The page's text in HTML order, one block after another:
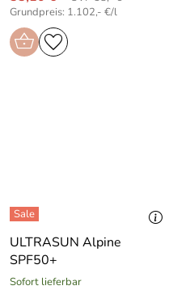
Grundpreis: 1.102,- €/l
ULTRASUN Alpine
SPF50+
Sofort lieferbar